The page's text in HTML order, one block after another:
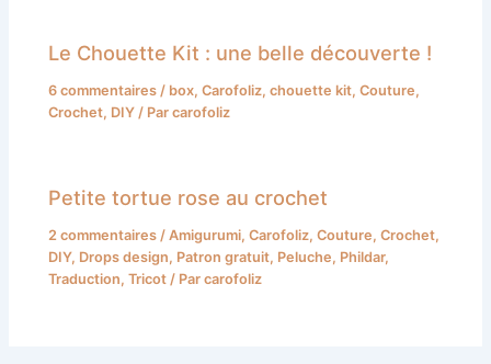
Le Chouette Kit : une belle découverte !
6 commentaires / box,Carofoliz,chouette kit,Couture,
Crochet, DIY / Parcarofoliz
Petite tortue rose au crochet
2 commentaires /Amigurumi,Carofoliz,Couture,Crochet,
DIY, Drops design, Patron gratuit, Peluche, Phildar,
Traduction,Tricot / Parcarofoliz